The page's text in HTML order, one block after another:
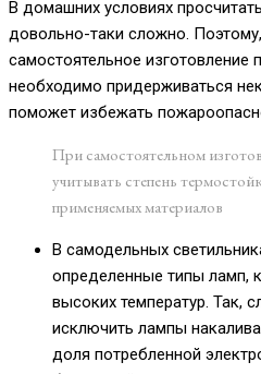
В домашних условиях
довольно-таки сложно.
самостоятельное изготовление
необходимо придерживаться
поможет избежать
При самостоятельном
учитывать степень
применяемых материалов
В самодельных
определенные типы ламп,
высоких температур. Так,
исключить лампы
доля потребленной